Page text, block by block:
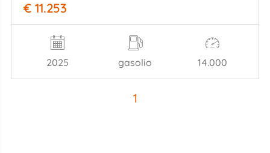
€ 11.253
2025 gasolio 14.000
1